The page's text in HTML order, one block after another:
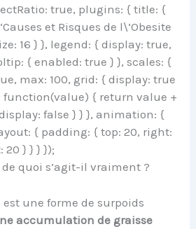
true, plugins: { title: {
et Risques de l\’Obesite
16 } }, legend: { display: true,
{ enabled: true } }, scales: {
max: 100, grid: { display: true
{ return value +
display: false } } }, animation: {
{ padding: { top: 20, right:
20 } } } });
quoi s’agit-il vraiment ?
est une forme de surpoids
accumulation de graisse